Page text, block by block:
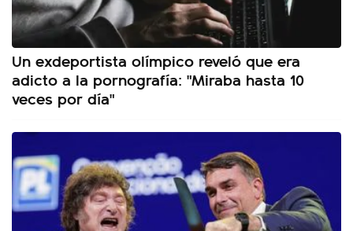
Un exdeportista olímpico reveló que era
adicto a la pornografía: "Miraba hasta 10
veces por día"